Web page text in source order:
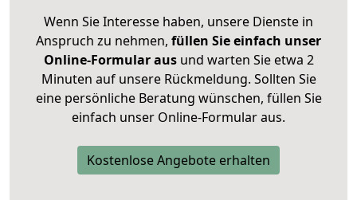
Wenn Sie Interesse haben, unsere Dienste in
Anspruch zu nehmen, füllen Sie einfach unser
Online-Formular ausund warten Sie etwa 2
Minuten auf unsere Rückmeldung. Sollten Sie
eine persönliche Beratung wünschen, füllen Sie
einfach unser Online-Formular aus.
Kostenlose Angebote erhalten